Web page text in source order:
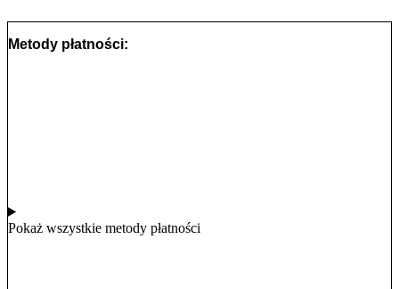
Metody płatności:
Pokaż wszystkie metody płatności